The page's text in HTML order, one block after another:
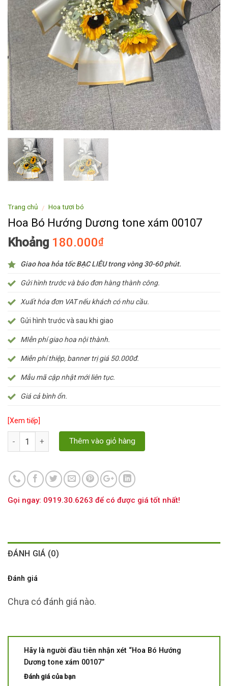
Trang chủ / Hoa tươi bó
Hoa Bó Hướng Dương tone xám 00107
Khoảng 180.000₫
Giao hoa hỏa tốc BẠC LIÊU trong vòng 30-60 phút.
Gửi hình trước và báo đơn hàng thành công.
Xuất hóa đơn VAT nếu khách có nhu cầu.
Gửi hình trước và sau khi giao
MIễn phí giao hoa nội thành.
Miễn phí thiệp, banner trị giá 50.000đ.
Mẫu mã cập nhật mới liên tục.
Giá cả bình ổn.
[Xem tiếp]
Số lượng Thêm vào giỏ hàng
Gọi ngay: 0919.30.6263 để có được giá tốt nhất!
ĐÁNH GIÁ (0)
Đánh giá
Chưa có đánh giá nào.
Hãy là người đầu tiên nhận xét “Hoa Bó Hướng
Dương tone xám 00107”
Đánh giá của bạn